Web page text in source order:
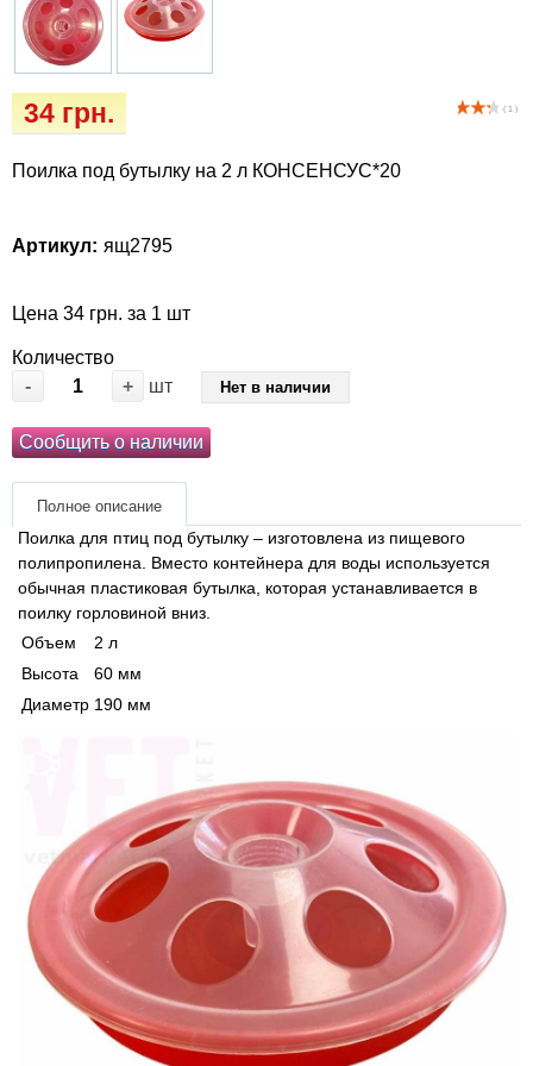
( 1 )
34 грн.
Поилка под бутылку на 2 л КОНСЕНСУС*20
Артикул: ящ2795
Цена 34 грн. за 1 шт
Количество
-
+ шт Нет в наличии
Сообщить о наличии
Полное описание
Поилка для птиц под бутылку – изготовлена ​​из пищевого
полипропилена. Вместо контейнера для воды используется
обычная пластиковая бутылка, которая устанавливается в
поилку горловиной вниз.
Объем
2 л
Высота
60 мм
Диаметр 190 мм
Ласощі та корма
Vet Diet Canine Wet - ветеринарные диеты
для собак
Лежаки, будиночки, охолоджуючи
Післяопераційні засоби та витратні
Подарункові сертифікати
Товари для голубів
Товари для гризунів
Товары для лошадей
Хозряд - хозтовары оптом
Популярные зоотовары
Архив / Снято с производства